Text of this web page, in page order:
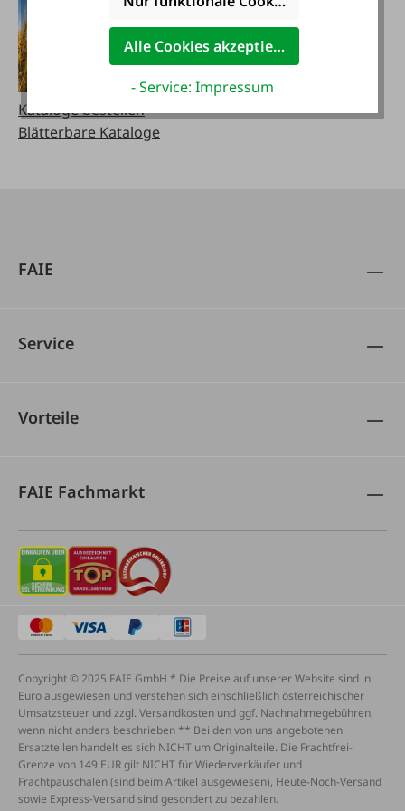
Kataloge bestellen
Blätterbare Kataloge
FAIE
Service
Vorteile
FAIE Fachmarkt
Copyright © 2025 FAIE GmbH * Die Preise auf unserer Website sind in
Euro ausgewiesen und verstehen sich einschließlich österreichischer
Umsatzsteuer und zzgl. Versandkosten und ggf. Nachnahmegebühren,
wenn nicht anders beschrieben ** Bei den von uns angebotenen
Ersatzteilen handelt es sich NICHT um Originalteile. Die Frachtfrei-
Grenze von 149 EUR gilt NICHT für Wiederverkäufer und
Frachtpauschalen (sind beim Artikel ausgewiesen), Heute-Noch-Versand
sowie Express-Versand sind gesondert zu bezahlen.
Alle Cookies akzeptieren
- Service: Impressum